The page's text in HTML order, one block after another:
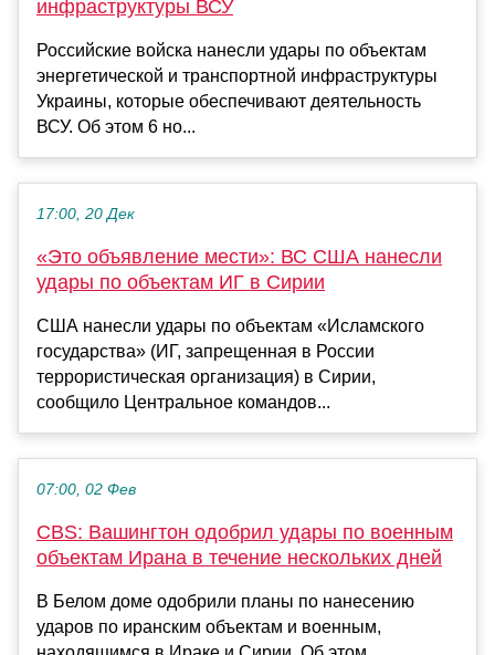
инфраструктуры ВСУ
Российские войска нанесли удары по объектам
энергетической и транспортной инфраструктуры
Украины, которые обеспечивают деятельность
ВСУ. Об этом 6 но...
17:00, 20 Дек
«Это объявление мести»: ВС США нанесли
удары по объектам ИГ в Сирии
США нанесли удары по объектам «Исламского
государства» (ИГ, запрещенная в России
террористическая организация) в Сирии,
сообщило Центральное командов...
07:00, 02 Фев
CBS: Вашингтон одобрил удары по военным
объектам Ирана в течение нескольких дней
В Белом доме одобрили планы по нанесению
ударов по иранским объектам и военным,